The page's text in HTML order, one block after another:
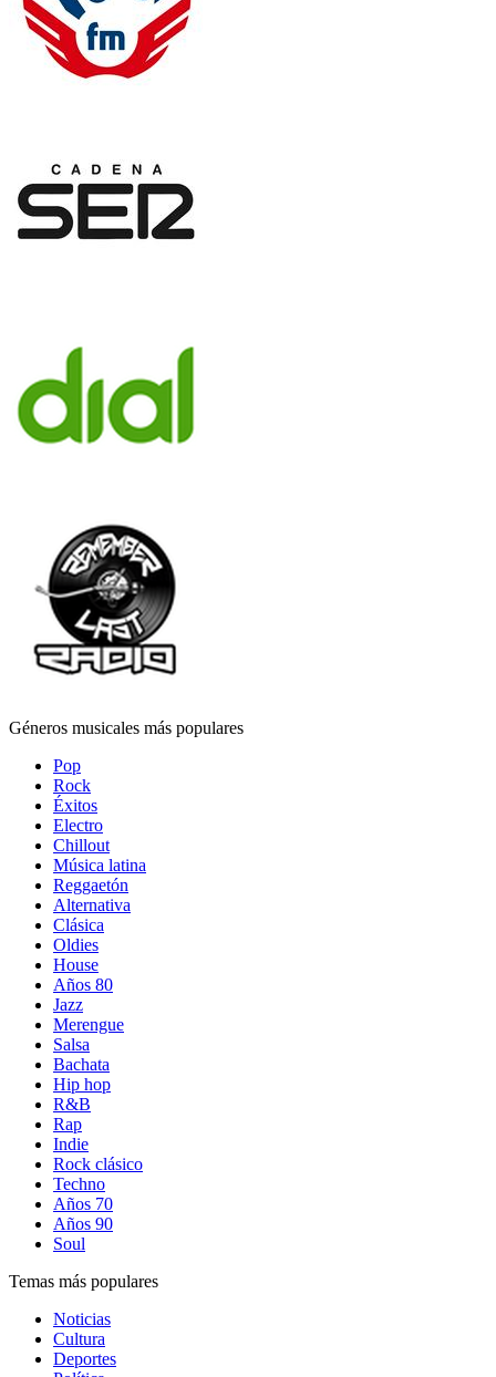
Géneros musicales más populares
Pop
Rock
Éxitos
Electro
Chillout
Música latina
Reggaetón
Alternativa
Clásica
Oldies
House
Años 80
Jazz
Merengue
Salsa
Bachata
Hip hop
R&B
Rap
Indie
Rock clásico
Techno
Años 70
Años 90
Soul
Temas más populares
Noticias
Cultura
Deportes